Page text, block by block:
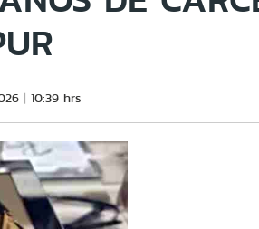
10:39 hrs